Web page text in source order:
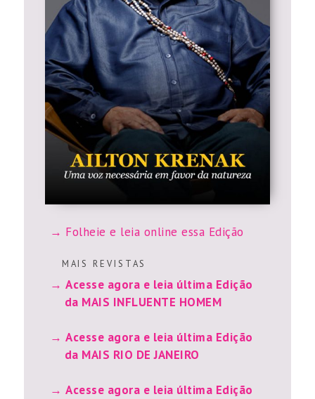
Folheie e leia online essa Edição
M A I S R E V I S T A S
Acesse agora e leia última Edição
da MAIS INFLUENTE HOMEM
Acesse agora e leia última Edição
da MAIS RIO DE JANEIRO
Acesse agora e leia última Edição